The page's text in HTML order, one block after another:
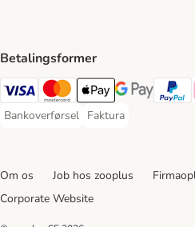
Betalingsformer
VISA Payment Method
Mastercard Payment Method
Apply pay Payment
Google Paypaypal
Bankoverførsel
Bankoverførsel Payment Method
Faktura
Faktura Payment
Om os Job hos zooplus
Corporate Website